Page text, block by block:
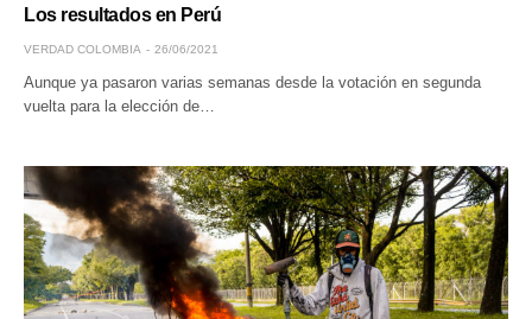
Los resultados en Perú
VERDAD COLOMBIA 26/06/2021
Aunque ya pasaron varias semanas desde la votación en segunda
vuelta para la elección de…